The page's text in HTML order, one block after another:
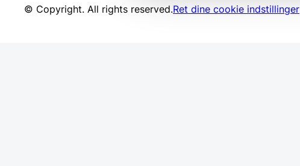
© Copyright. All rights reserved.Ret dine cookie indstillinger